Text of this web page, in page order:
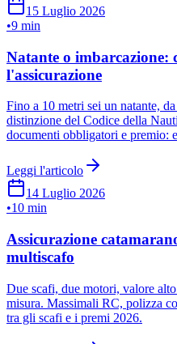
15 Luglio 2026
•9 min
Natante o imbarcazione:
l'assicurazione
Fino a 10 metri sei un natante,
distinzione del Codice della
documenti obbligatori e premio:
Leggi l'articolo
14 Luglio 2026
•10 min
Assicurazione
multiscafo
Due scafi, due motori, valore
misura. Massimali RC, polizza
tra gli scafi e i premi 2026.